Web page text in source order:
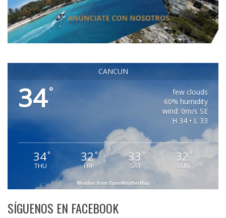
CANCUN
34°
few clouds
60% humidity
wind: 0m/s SE
H 34 • L 33
34°
THU
32°
FRI
33 °
SAT
32 °
SUN
Weather from OpenWeatherMap
SÍGUENOS EN FACEBOOK